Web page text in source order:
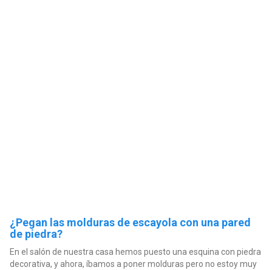
¿Pegan las molduras de escayola con una pared
de piedra?
En el salón de nuestra casa hemos puesto una esquina con piedra
decorativa, y ahora, íbamos a poner molduras pero no estoy muy